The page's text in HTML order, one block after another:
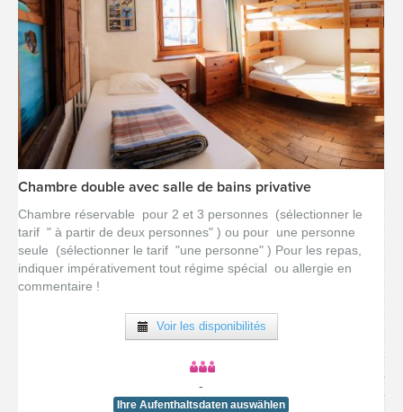
[voir la fiche détail]
Chambre double avec salle de bains privative
Chambre réservable pour 2 et 3 personnes (sélectionner le
tarif " à partir de deux personnes" ) ou pour une personne
seule (sélectionner le tarif "une personne" ) Pour les repas,
indiquer impérativement tout régime spécial ou allergie en
commentaire !
Voir les disponibilités
-
Ihre Aufenthaltsdaten auswählen